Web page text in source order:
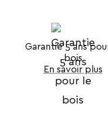
Garantie 5 ans
bois
En savoir plus